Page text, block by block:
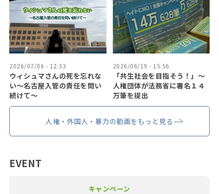
2026/07/06 - 12:33
ウィシュマさんの死を忘れな
い〜名古屋入管の責任を問い
続けて〜
2026/06/19 - 15:56
「共生社会を目指そう！」〜
人権団体が法務省に署名１４
万筆を提出
人権・外国人・暴力の動画をもっと見る
EVENT
キャンペーン